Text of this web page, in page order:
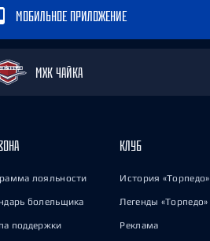
МОБИЛЬНОЕ ПРИЛОЖЕНИЕ
МХК ЧАЙКА
лояльности
болельщика
поддержки
КЛУБ
История «Торпедо»
Легенды «Торпедо»
Реклама